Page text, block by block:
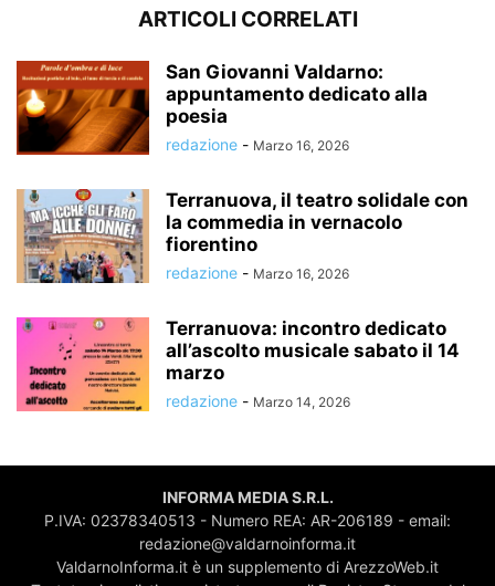
ARTICOLI CORRELATI
San Giovanni Valdarno:
appuntamento dedicato alla
poesia
redazione - Marzo 16, 2026
Terranuova, il teatro solidale con
la commedia in vernacolo
fiorentino
redazione - Marzo 16, 2026
Terranuova: incontro dedicato
all’ascolto musicale sabato il 14
marzo
redazione - Marzo 14, 2026
INFORMA MEDIA S.R.L.
P.IVA: 02378340513 - Numero REA: AR-206189 - email:
redazione@valdarnoinforma.it
ValdarnoInforma.it è un supplemento di ArezzoWeb.it